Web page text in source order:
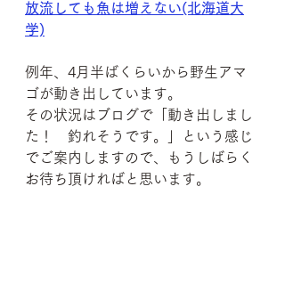
放流しても魚は増えない(北海道大
学)
例年、4月半ばくらいから野生アマ
ゴが動き出しています。
その状況はブログで「動き出しまし
た！　釣れそうです。」という感じ
でご案内しますので、もうしばらく
お待ち頂ければと思います。